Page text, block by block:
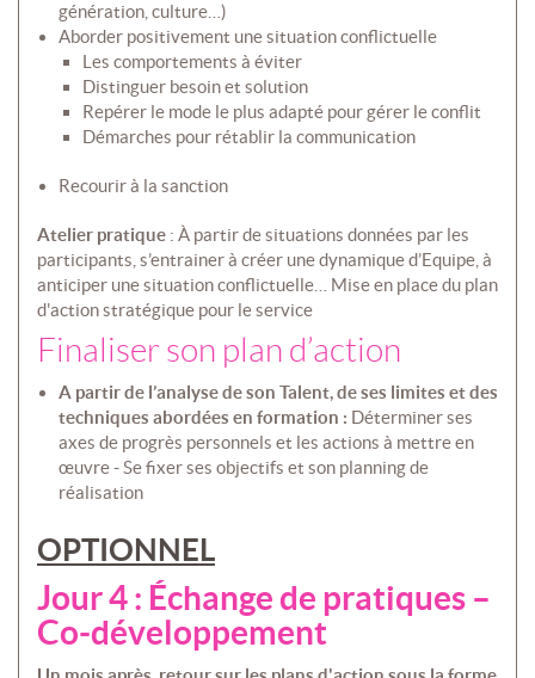
génération, culture…)
Aborder positivement une situation conflictuelle
Les comportements à éviter
Distinguer besoin et solution
Repérer le mode le plus adapté pour gérer le conflit
Démarches pour rétablir la communication
Recourir à la sanction
Atelier pratique : À partir de situations données par les
participants, s’entrainer à créer une dynamique d’Equipe, à
anticiper une situation conflictuelle… Mise en place du plan
d'action stratégique pour le service
Finaliser son plan d’action
A partir de l’analyse de son Talent, de ses limites et des
techniques abordées en formation : Déterminer ses
axes de progrès personnels et les actions à mettre en
œuvre - Se fixer ses objectifs et son planning de
réalisation
OPTIONNEL
Jour 4 : Échange de pratiques –
Co-développement